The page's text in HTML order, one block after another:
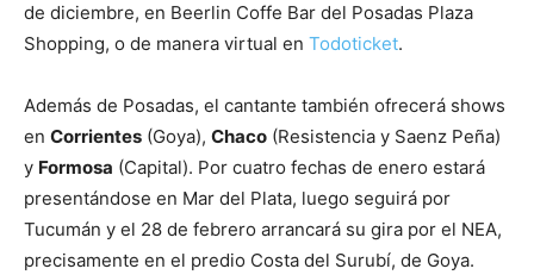
de diciembre, en Beerlin Coffe Bar del Posadas Plaza
Shopping, o de manera virtual en Todoticket.
Además de Posadas, el cantante también ofrecerá shows
en Corrientes (Goya), Chaco (Resistencia y Saenz Peña)
y Formosa (Capital). Por cuatro fechas de enero estará
presentándose en Mar del Plata, luego seguirá por
Tucumán y el 28 de febrero arrancará su gira por el NEA,
precisamente en el predio Costa del Surubí, de Goya.